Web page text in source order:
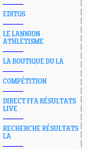
EDITOS
LE LANNION
ATHLÉTISME
LA BOUTIQUE DU LA
COMPÉTITION
DIRECT FFA RÉSULTATS
LIVE
RECHERCHE RÉSULTATS
LA